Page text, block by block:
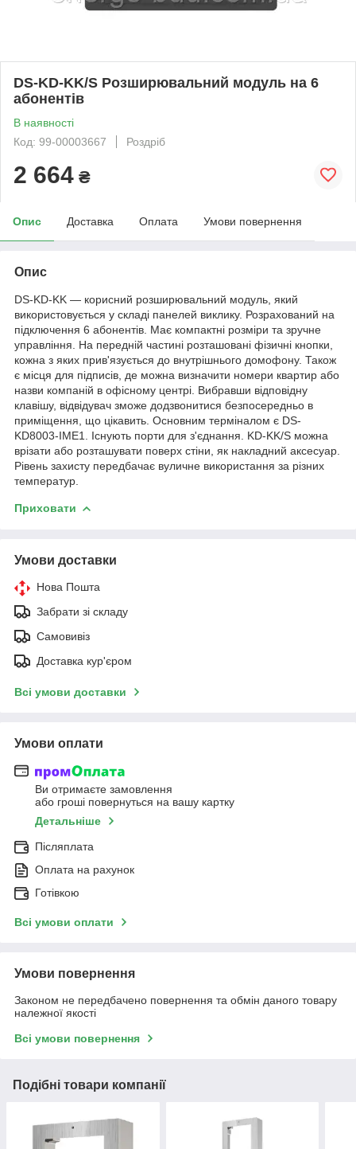
DS-KD-KK/S Розширювальний модуль на 6
абонентів
В наявності
Код: 99-00003667
Роздріб
2 664 ₴
Опис Доставка Оплата Умови повернення
Опис
DS-KD-KK — корисний розширювальний модуль, який
використовується у складі панелей виклику. Розрахований на
підключення 6 абонентів. Має компактні розміри та зручне
управління. На передній частині розташовані фізичні кнопки,
кожна з яких прив'язується до внутрішнього домофону. Також
є місця для підписів, де можна визначити номери квартир або
назви компаній в офісному центрі. Вибравши відповідну
клавішу, відвідувач зможе додзвонитися безпосередньо в
приміщення, що цікавить. Основним терміналом є DS-
KD8003-IME1. Існують порти для з'єднання. KD-KK/S можна
врізати або розташувати поверх стіни, як накладний аксесуар.
Рівень захисту передбачає вуличне використання за різних
температур.
Приховати
Умови доставки
Нова Пошта
Забрати зі складу
Самовивіз
Доставка кур'єром
Всі умови доставки
Умови оплати
Ви отримаєте замовлення
або гроші повернуться на вашу картку
Детальніше
Післяплата
Оплата на рахунок
Готівкою
Всі умови оплати
Умови повернення
Законом не передбачено повернення та обмін даного товару
належної якості
Всі умови повернення
Подібні товари компанії